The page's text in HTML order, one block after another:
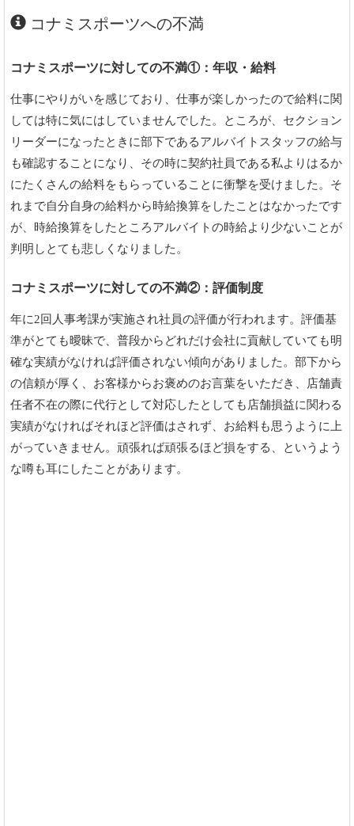
コナミスポーツへの不満
コナミスポーツに対しての不満①：年収・給料
仕事にやりがいを感じており、仕事が楽しかったので給料に関
しては特に気にはしていませんでした。ところが、セクション
リーダーになったときに部下であるアルバイトスタッフの給与
も確認することになり、その時に契約社員である私よりはるか
にたくさんの給料をもらっていることに衝撃を受けました。そ
れまで自分自身の給料から時給換算をしたことはなかったです
が、時給換算をしたところアルバイトの時給より少ないことが
判明しとても悲しくなりました。
コナミスポーツに対しての不満②：評価制度
年に2回人事考課が実施され社員の評価が行われます。評価基
準がとても曖昧で、普段からどれだけ会社に貢献していても明
確な実績がなければ評価されない傾向がありました。部下から
の信頼が厚く、お客様からお褒めのお言葉をいただき、店舗責
任者不在の際に代行として対応したとしても店舗損益に関わる
実績がなければそれほど評価はされず、お給料も思うように上
がっていきません。頑張れば頑張るほど損をする、というよう
な噂も耳にしたことがあります。